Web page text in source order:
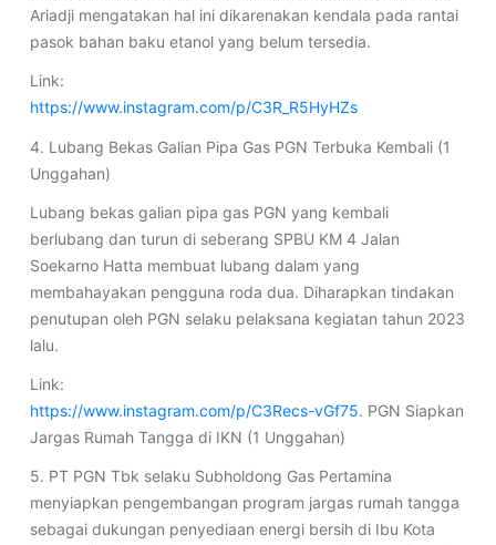
Ariadji mengatakan hal ini dikarenakan kendala pada rantai
pasok bahan baku etanol yang belum tersedia.
Link:
https://www.instagram.com/p/C3R_R5HyHZs
4. Lubang Bekas Galian Pipa Gas PGN Terbuka Kembali (1
Unggahan)
Lubang bekas galian pipa gas PGN yang kembali
berlubang dan turun di seberang SPBU KM 4 Jalan
Soekarno Hatta membuat lubang dalam yang
membahayakan pengguna roda dua. Diharapkan tindakan
penutupan oleh PGN selaku pelaksana kegiatan tahun 2023
lalu.
Link:
https://www.instagram.com/p/C3Recs-vGf75. PGN Siapkan
Jargas Rumah Tangga di IKN (1 Unggahan)
5. PT PGN Tbk selaku Subholdong Gas Pertamina
menyiapkan pengembangan program jargas rumah tangga
sebagai dukungan penyediaan energi bersih di Ibu Kota